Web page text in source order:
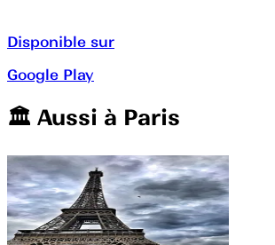
Disponible sur
Google Play
🏛️️ Aussi à Paris